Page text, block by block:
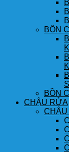
BỒN
BỒN
CHẬU RỬA
CHẬU